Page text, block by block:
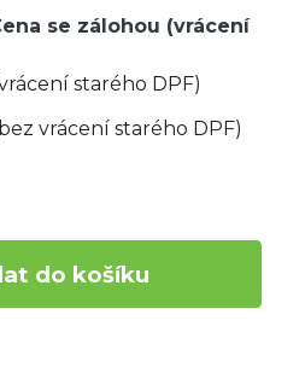
se zálohou (vrácení
starého DPF)
vrácení starého DPF)
do košíku